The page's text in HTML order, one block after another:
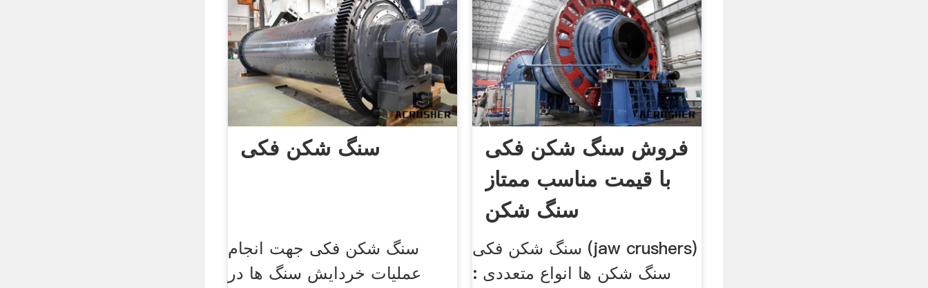
سنگ شکن فکی
سنگ شکن فکی جهت انجام
عملیات خردایش سنگ ها در
فروش سنگ شکن فکی
با قیمت مناسب ممتاز
سنگ شکن
سنگ شکن فکی (jaw crushers)
: سنگ شکن ها انواع متعددی